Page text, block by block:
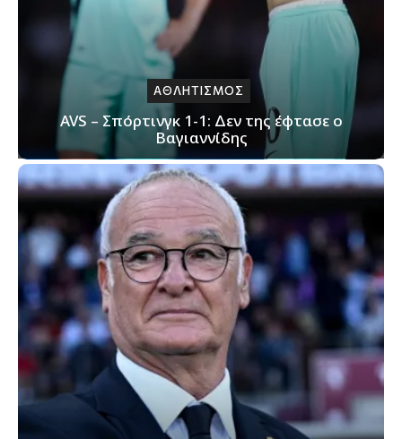
ΑΘΛΗΤΙΣΜΟΣ
AVS – Σπόρτινγκ 1-1: Δεν της έφτασε ο
Βαγιαννίδης